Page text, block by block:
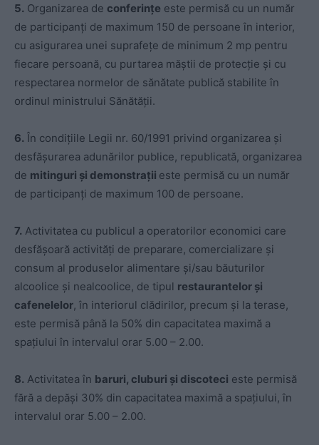
5. Organizarea de conferințe este permisă cu un număr
de participanți de maximum 150 de persoane în interior,
cu asigurarea unei suprafețe de minimum 2 mp pentru
fiecare persoană, cu purtarea măștii de protecție și cu
respectarea normelor de sănătate publică stabilite în
ordinul ministrului Sănătății.
6. În condițiile Legii nr. 60/1991 privind organizarea și
desfășurarea adunărilor publice, republicată, organizarea
de mitinguri și demonstrații este permisă cu un număr
de participanți de maximum 100 de persoane.
7. Activitatea cu publicul a operatorilor economici care
desfășoară activități de preparare, comercializare și
consum al produselor alimentare și/sau băuturilor
alcoolice și nealcoolice, de tipul restaurantelor și
cafenelelor, în interiorul clădirilor, precum și la terase,
este permisă până la 50% din capacitatea maximă a
spațiului în intervalul orar 5.00 – 2.00.
8. Activitatea în baruri, cluburi și discoteci este permisă
fără a depăși 30% din capacitatea maximă a spațiului, în
intervalul orar 5.00 – 2.00.